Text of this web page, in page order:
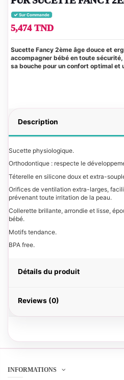
Sur Commande
5,474 TND
Sucette Fancy 2ème âge douce et
accompagner bébé en toute
sa bouche pour un confort optimal et
Description
Sucette physiologique.
Orthodontique : respecte le
Téterelle en silicone doux et extra-
Orifices de ventilation extra-larges,
prévenant toute irritation de la peau.
Collerette brillante, arrondie et lisse,
bébé.
Motifs tendance.
BPA free.
Détails du produit
Reviews (0)
INFORMATIONS